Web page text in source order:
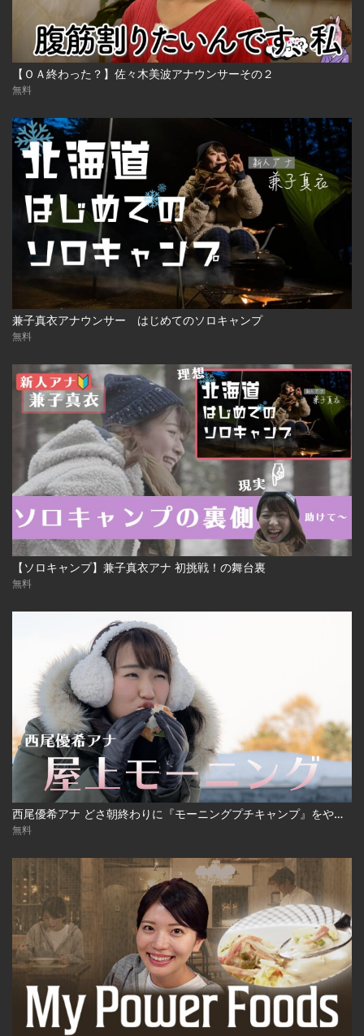
【ＯＡ終わった？】佐々木美波アナウンサーその２
無料
兼子真衣アナウンサー はじめてのソロキャンプ
無料
【ソロキャンプ】兼子真衣アナ 初挑戦！の舞台裏
無料
西尾優希アナ どさ朝終わりに『モーニングプチキャンプ』をやってみた！
無料